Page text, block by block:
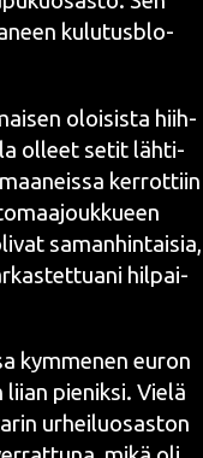
kulu­tus­blo­
oloi­sis­ta hiih­
olleet setit läh­ti­
ker­rot­tiin
saman­hin­tai­sia,
hil­pai­
kym­me­nen euron
pie­nik­si. Vie­lä
urhei­luo­sas­ton